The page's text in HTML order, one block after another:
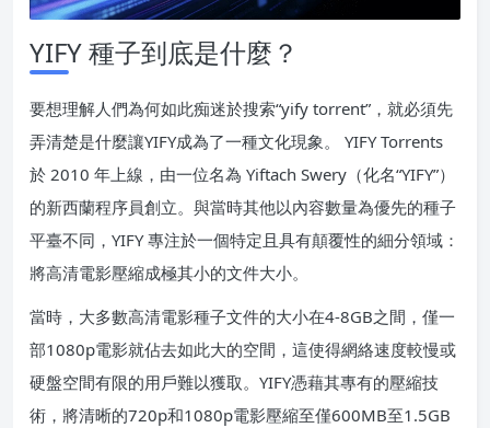
YIFY 種子到底是什麼？
要想理解人們為何如此痴迷於搜索“yify torrent”，就必須先
弄清楚是什麼讓YIFY成為了一種文化現象。 YIFY Torrents
於 2010 年上線，由一位名為 Yiftach Swery（化名“YIFY”）
的新西蘭程序員創立。與當時其他以內容數量為優先的種子
平臺不同，YIFY 專注於一個特定且具有顛覆性的細分領域：
將高清電影壓縮成極其小的文件大小。
當時，大多數高清電影種子文件的大小在4-8GB之間，僅一
部1080p電影就佔去如此大的空間，這使得網絡速度較慢或
硬盤空間有限的用戶難以獲取。YIFY憑藉其專有的壓縮技
術，將清晰的720p和1080p電影壓縮至僅600MB至1.5GB